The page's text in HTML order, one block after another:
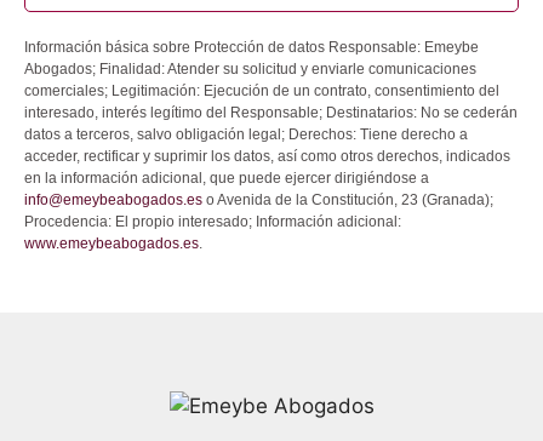
Información básica sobre Protección de datos Responsable: Emeybe
Abogados; Finalidad: Atender su solicitud y enviarle comunicaciones
comerciales; Legitimación: Ejecución de un contrato, consentimiento del
interesado, interés legítimo del Responsable; Destinatarios: No se cederán
datos a terceros, salvo obligación legal; Derechos: Tiene derecho a
acceder, rectificar y suprimir los datos, así como otros derechos, indicados
en la información adicional, que puede ejercer dirigiéndose a
info@emeybeabogados.es o Avenida de la Constitución, 23 (Granada);
Procedencia: El propio interesado; Información adicional:
www.emeybeabogados.es